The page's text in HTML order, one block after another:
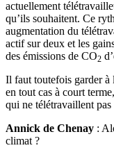
actuellement
qu’ils souhaitent. Ce
augmentation du
actif sur deux et les
des émissions de CO2
Il faut toutefois garder à
en tout cas à court
qui ne télétravaillent
Annick de Chenay :
climat ?